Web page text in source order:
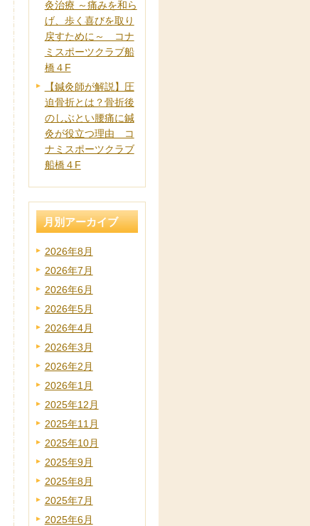
灸治療 ～痛みを和ら
げ、歩く喜びを取り
戻すために～ コナ
ミスポーツクラブ船
橋４F
【鍼灸師が解説】圧
迫骨折とは？骨折後
のしぶとい腰痛に鍼
灸が役立つ理由 コ
ナミスポーツクラブ
船橋４F
月別アーカイブ
2026年8月
2026年7月
2026年6月
2026年5月
2026年4月
2026年3月
2026年2月
2026年1月
2025年12月
2025年11月
2025年10月
2025年9月
2025年8月
2025年7月
2025年6月